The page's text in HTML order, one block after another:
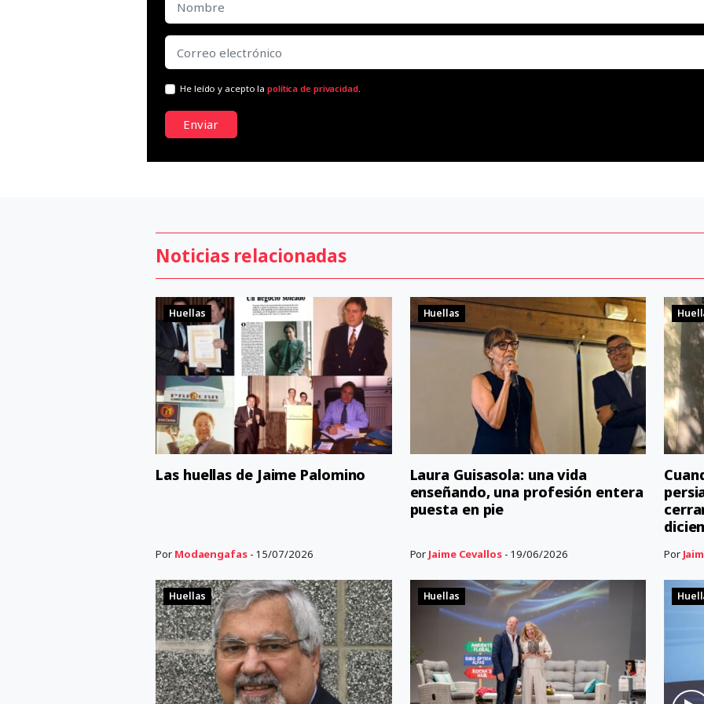
He leído y acepto lapolítica de privacidad.
Enviar
Noticias relacionadas
Huellas
Las huellas de Jaime Palomino
Por Modaengafas- 15/07/2026
Huellas
Laura Guisasola: una vida
enseñando, una profesión entera
puesta en pie
Por Jaime Cevallos- 19/06/2026 Por
Huellas Huellas